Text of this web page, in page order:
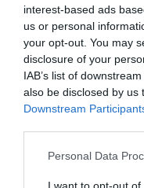
interest-based ads
us or personal
your opt-out. You may
disclosure of your
IAB’s list of
also be disclosed by us
Downstream
Please note that this
not limited to your visit
Personal Data
I want to opt-out
mint a Queen
Freddie Mercury
című népdalunkat. A
szívfacsaró
zenekar a
stadionkoncertet
volt a hazai
önbecsülésnek. „Mi
rá jogunk.” Volt egy